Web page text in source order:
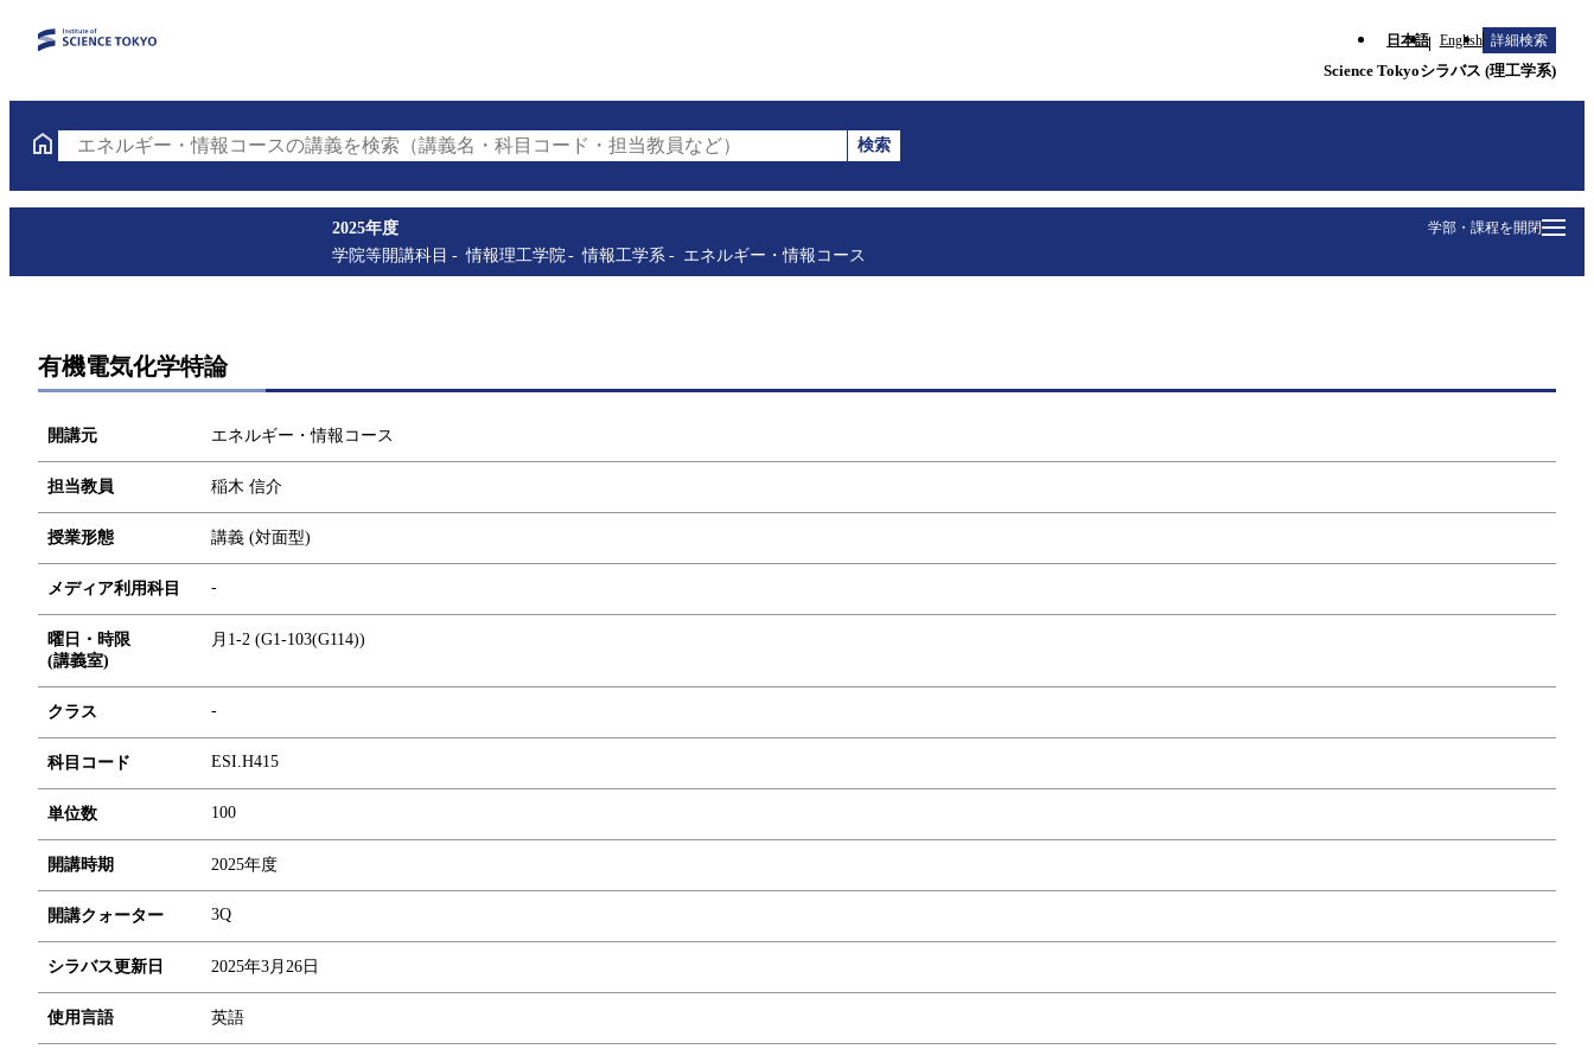
日本語 English 詳細検索
Science Tokyoシラバス (理工学系)
エネルギー・情報コースの講義を検索（講義名・科目コード・担当教員など）
検索
学部・課程を開閉
2025年度
学院等開講科目
情報理工学院 情報工学系 エネルギー・情報コース
有機電気化学特論
開講元 エネルギー・情報コース
担当教員 稲木 信介
授業形態 講義 (対面型)
メディア利用科目 -
曜日・時限
(講義室)
月1-2 (G1-103(G114))
クラス -
科目コード ESI.H415
単位数 100
開講時期 2025年度
開講クォーター 3Q
シラバス更新日 2025年3月26日
使用言語 英語